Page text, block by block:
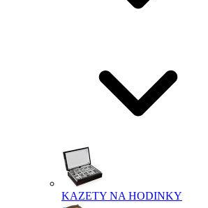
KAZETY NA HODINKY